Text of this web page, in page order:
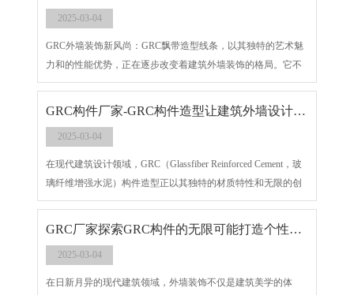
2025-03-04
GRC外墙装饰新风尚：GRC飘带造型线条，以其独特的艺术魅
力和的性能优势，正在逐步改变着建筑外墙装饰的格局。它不
仅为建筑设计师们提供了更多的创意空间和可能性，更为装点
建筑梦想增添了无限光彩。在未来，随着技术的不断进步和设
多的惊喜和可能，让每一座建筑都成为城市中的一道亮丽风景
线。广东饰纪上品GRC生产厂家，
GRC构件厂家-GRC构件造型让建筑外墙设计超乎想象
2025-03-04
在现代建筑设计领域，GRC（Glassfiber Reinforced Cement，玻
璃纤维增强水泥）构件造型正以其独特的材质特性和无限的创
意空间，逐步成为设计潮流的先锋。GRC构件，作为一种融合
了艺术与科技精髓的建筑材料，不仅为建筑外墙带来了别具一
GRC厂家探索GRC构件的无限可能打造个性化外墙装饰
2025-03-04
在日新月异的现代建筑领域，外墙装饰不仅是建筑美学的体